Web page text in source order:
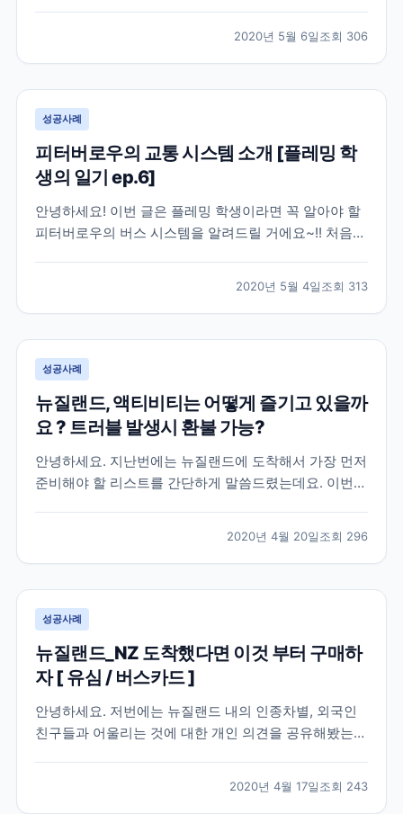
도 일까요? ] 뉴질랜드에 방문을 앞두고 계신 분들이나
가족이나 지인분들이 이 곳, 현지에 계셔 하루하루...
2020년 5월 6일조회 306
성공사례
피터버로우의 교통 시스템 소개 [플레밍 학
생의 일기 ep.6]
안녕하세요! 이번 글은 플레밍 학생이라면 꼭 알아야 할
피터버로우의 버스 시스템을 알려드릴 거에요~!! 처음
했어요:;;; 너무 자신만만했는데 버스 시스템이 다르다는
걸 안 순간 당황했었던 기억이 나네요 ㅎㅎ 하지만...
2020년 5월 4일조회 313
성공사례
뉴질랜드, 액티비티는 어떻게 즐기고 있을까
요 ? 트러블 발생시 환불 가능?
안녕하세요. 지난번에는 뉴질랜드에 도착해서 가장 먼저
준비해야 할 리스트를 간단하게 말씀드렸는데요. 이번에
랜드, 말도 안통하는데 액티비티 과연 할 수 있을지 고민
? ] 결론부터 말씀드리면 가능하지만 케이스 바이 케...
2020년 4월 20일조회 296
성공사례
뉴질랜드_NZ 도착했다면 이것 부터 구매하
자 [ 유심 / 버스카드 ]
안녕하세요. 저번에는 뉴질랜드 내의 인종차별, 외국인
친구들과 어울리는 것에 대한 개인 의견을 공유해봤는데
요. [ 스키니 유심 구입 ] 장기간 해외로 떠나시는 분들은
2020년 4월 17일조회 243